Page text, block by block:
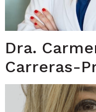
Dra.
Carreras-